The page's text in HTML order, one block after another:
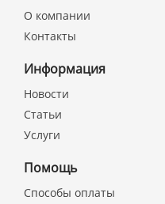
О компании
Контакты
Информация
Новости
Статьи
Услуги
Помощь
Способы оплаты